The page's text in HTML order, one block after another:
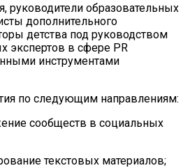
руководители образовательных
дополнительного
детства под руководством
экспертов в сфере PR
инструментами
по следующим направлениям:
сообществ в социальных
текстовых материалов;